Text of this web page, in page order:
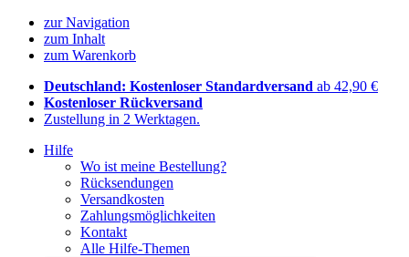
zur Navigation
zum Inhalt
zum Warenkorb
Deutschland: Kostenloser Standardversand ab 42,90 €
Kostenloser Rückversand
Zustellung in 2 Werktagen.
Hilfe
Wo ist meine Bestellung?
Rücksendungen
Versandkosten
Zahlungsmöglichkeiten
Kontakt
Alle Hilfe-Themen